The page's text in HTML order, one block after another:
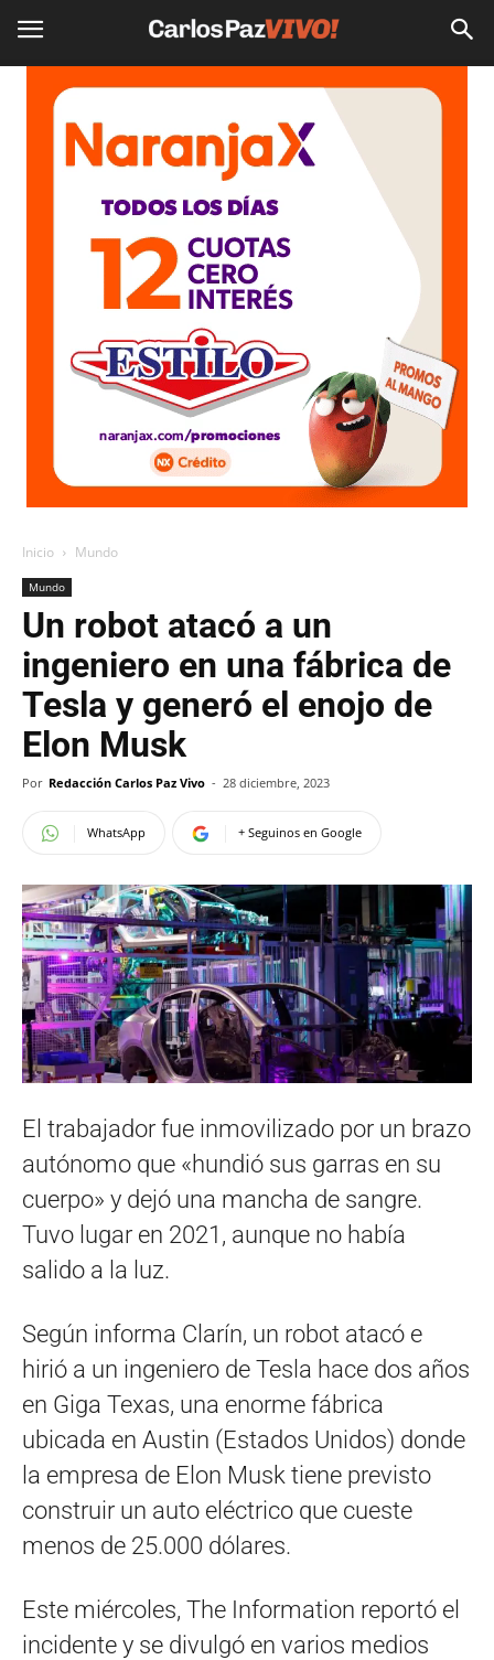
Inicio Mundo
Mundo
Un robot atacó a un
ingeniero en una fábrica de
Tesla y generó el enojo de
Elon Musk
Por Redacción Carlos Paz Vivo - 28 diciembre, 2023
WhatsApp + Seguinos en Google
El trabajador fue inmovilizado por un brazo
autónomo que «hundió sus garras en su
cuerpo» y dejó una mancha de sangre.
Tuvo lugar en 2021, aunque no había
salido a la luz.
Según informa Clarín, un robot atacó e
hirió a un ingeniero de Tesla hace dos años
en Giga Texas, una enorme fábrica
ubicada en Austin (Estados Unidos) donde
la empresa de Elon Musk tiene previsto
construir un auto eléctrico que cueste
menos de 25.000 dólares.
Este miércoles, The Information reportó el
incidente y se divulgó en varios medios